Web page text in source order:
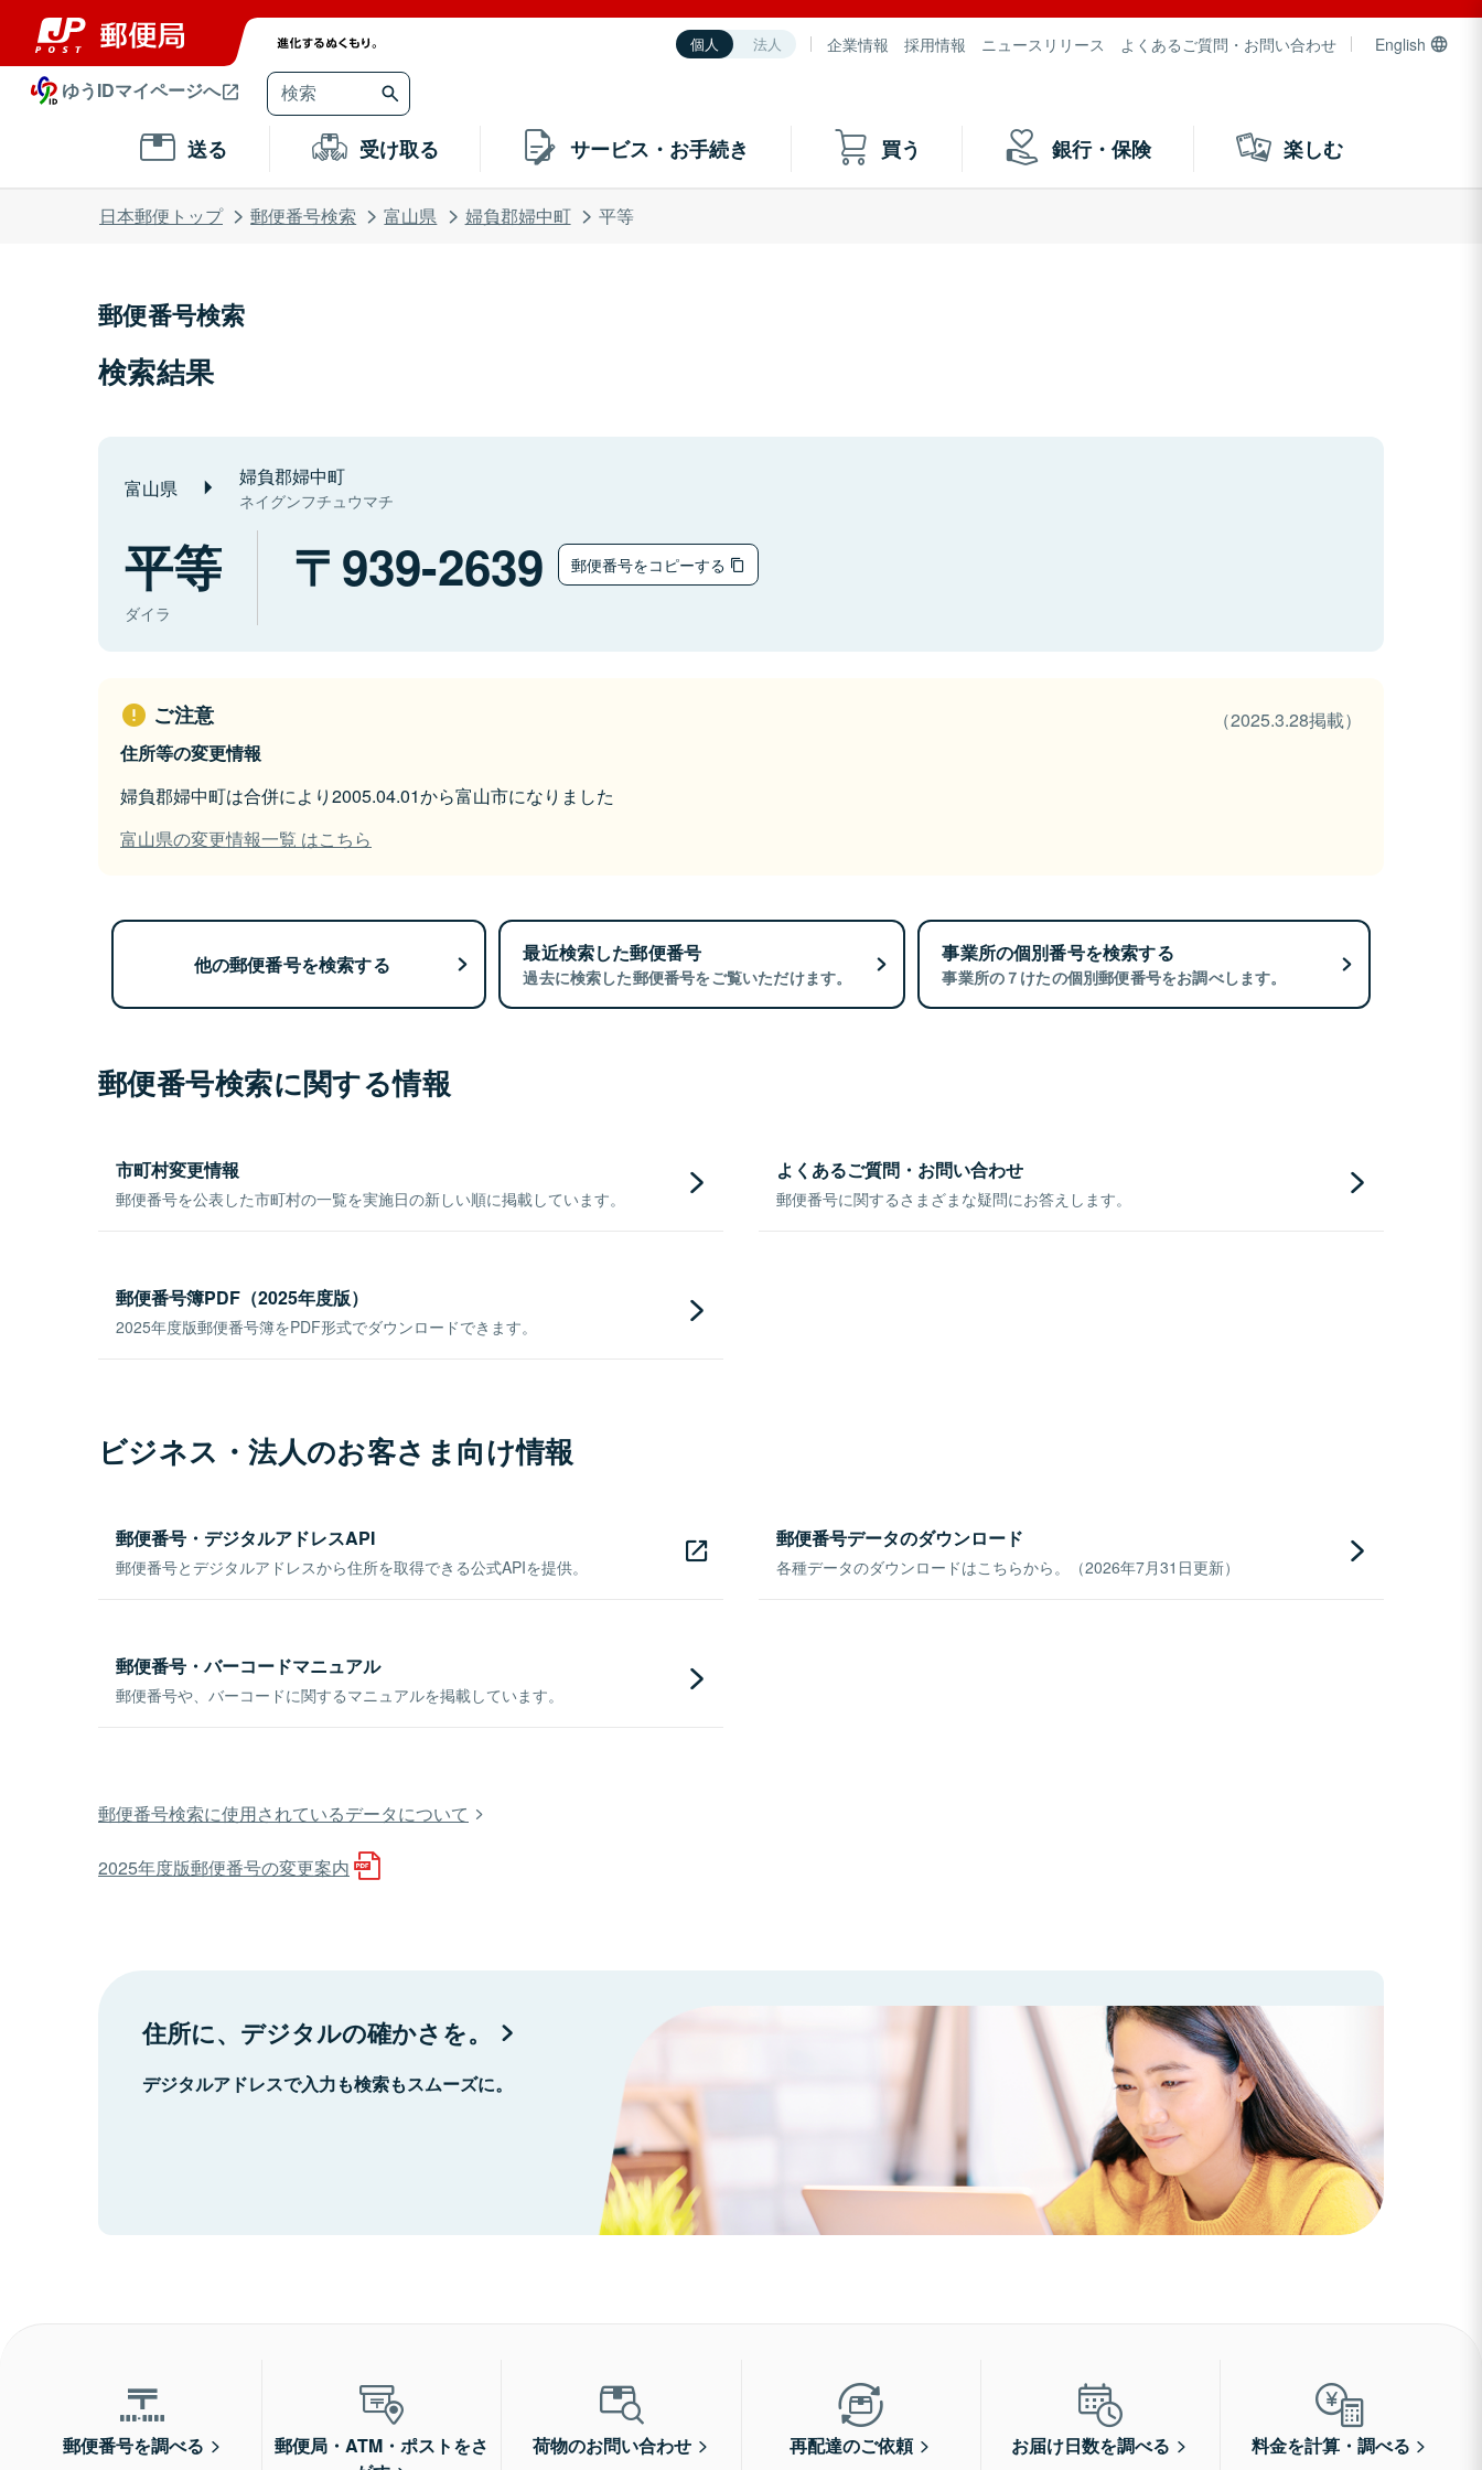
個人 法人 企業情報 採用情報 ニュースリリース よくあるご質問・お問い合わせ English
ゆうIDマイページへ
送る 受け取る サービス・お手続き 買う 銀行・保険 楽しむ
日本郵便トップ 郵便番号検索 富山県 婦負郡婦中町 平等
郵便番号検索
検索結果
富山県 婦負郡婦中町
ネイグンフチュウマチ
平等
ダイラ
939-2639 郵便番号をコピーする
ご注意
（2025.3.28掲載）
住所等の変更情報
婦負郡婦中町は合併により2005.04.01から富山市になりました
富山県の変更情報一覧 はこちら
他の郵便番号を検索する 最近検索した郵便番号
過去に検索した郵便番号をご覧いただけます。
事業所の個別番号を検索する
事業所の７けたの個別郵便番号をお調べします。
郵便番号検索に関する情報
市町村変更情報
郵便番号を公表した市町村の一覧を実施日の新しい順に掲載しています。
よくあるご質問・お問い合わせ
郵便番号に関するさまざまな疑問にお答えします。
郵便番号簿PDF（2025年度版）
2025年度版郵便番号簿をPDF形式でダウンロードできます。
ビジネス・法人のお客さま向け情報
郵便番号・デジタルアドレスAPI
郵便番号とデジタルアドレスから住所を取得できる公式APIを提供。
郵便番号データのダウンロード
各種データのダウンロードはこちらから。（2026年7月31日更新）
郵便番号・バーコードマニュアル
郵便番号や、バーコードに関するマニュアルを掲載しています。
郵便番号検索に使用されているデータについて
2025年度版郵便番号の変更案内
住所に、デジタルの確かさを。
デジタルアドレスで入力も検索もスムーズに。
郵便番号を調べる
郵便局・ATM・ポストをさ
荷物のお問い合わせ 再配達のご依頼 お届け日数を調べる 料金を計算・調べる